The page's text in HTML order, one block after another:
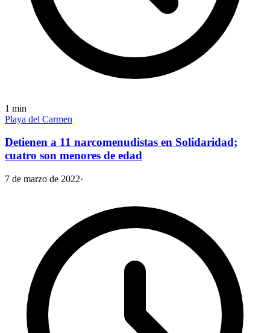
1 min
Playa del Carmen
Detienen a 11 narcomenudistas en Solidaridad;
cuatro son menores de edad
7 de marzo de 2022·